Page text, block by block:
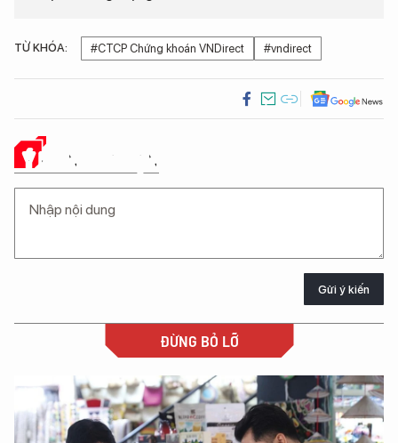
TỪ KHÓA: #CTCP Chứng khoán VNDirect #vndirect
Ý KIẾN CỦA BẠN
Gửi ý kiến
ĐỪNG BỎ LỠ